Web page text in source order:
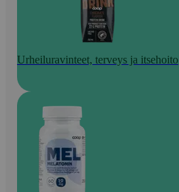
Urheiluravinteet, terveys ja itsehoito